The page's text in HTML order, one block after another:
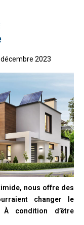
pour en
décembre 2023
nous offre des
changer le
À condition d’être